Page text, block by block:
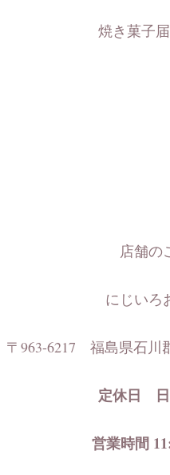
焼き菓子届
店舗の
にじいろ
〒963-6217 福島県石
定休日 日
営業時間